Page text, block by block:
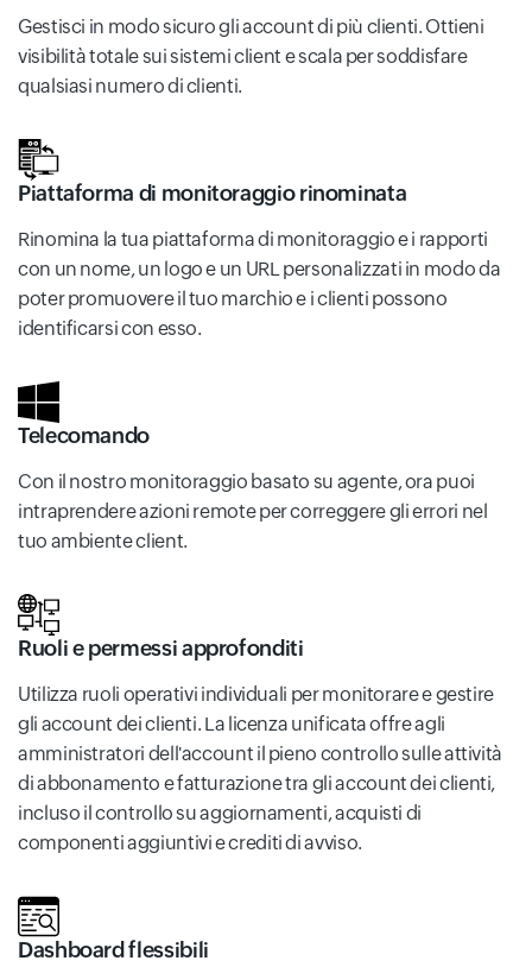
Gestisci in modo sicuro gli account di più clienti. Ottieni
visibilità totale sui sistemi client e scala per soddisfare
qualsiasi numero di clienti.
Piattaforma di monitoraggio rinominata
Rinomina la tua piattaforma di monitoraggio e i rapporti
con un nome, un logo e un URL personalizzati in modo da
poter promuovere il tuo marchio e i clienti possono
identificarsi con esso.
Telecomando
Con il nostro monitoraggio basato su agente, ora puoi
intraprendere azioni remote per correggere gli errori nel
tuo ambiente client.
Ruoli e permessi approfonditi
Utilizza ruoli operativi individuali per monitorare e gestire
gli account dei clienti. La licenza unificata offre agli
amministratori dell'account il pieno controllo sulle attività
di abbonamento e fatturazione tra gli account dei clienti,
incluso il controllo su aggiornamenti, acquisti di
componenti aggiuntivi e crediti di avviso.
Dashboard flessibili